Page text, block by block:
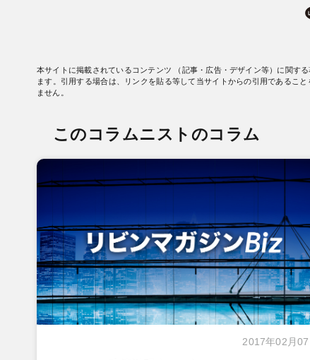
本サイトに掲載されているコンテンツ （記事・広告・デザイン等）に関す
ます。引用する場合は、リンクを貼る等して当サイトからの引用であるこ
ません。
このコラムニストのコラム
2017年02月07